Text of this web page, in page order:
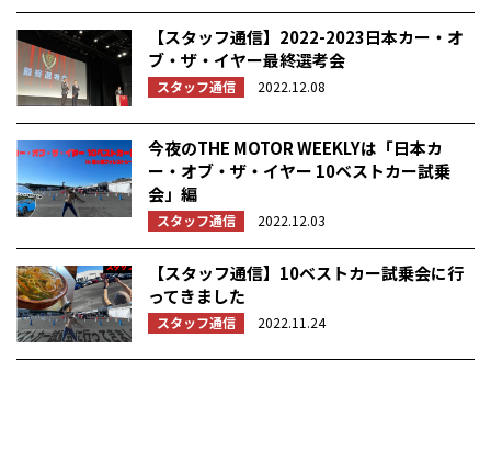
【スタッフ通信】2022-2023日本カー・オ
ブ・ザ・イヤー最終選考会
スタッフ通信 2022.12.08
今夜のTHE MOTOR WEEKLYは「日本カ
ー・オブ・ザ・イヤー 10ベストカー試乗
会」編
スタッフ通信 2022.12.03
【スタッフ通信】10ベストカー試乗会に行
ってきました
スタッフ通信 2022.11.24